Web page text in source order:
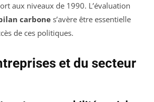
aux niveaux de 1990. L’évaluation
carbone s’avère être essentielle
de ces politiques.
et du secteur